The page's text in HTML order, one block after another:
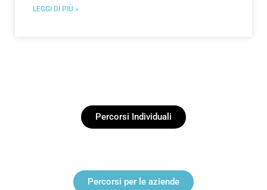
LEGGI DI PIÙ »
Percorsi Individuali
Percorsi per le aziende